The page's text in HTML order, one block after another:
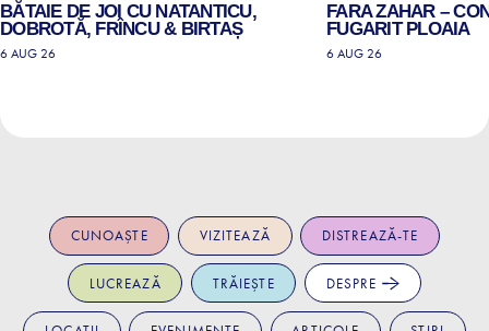
BĂTAIE DE JOI CU NATANTICU,
DOBROTĂ, FRÎNCU & BIRTAȘ
6 AUG 26
FARA ZAHAR –
FUGARIT PLOAIA
6 AUG 26
CUNOAȘTE VIZITEAZĂ DISTREAZĂ-TE
LUCREAZĂ TRĂIEȘTE DESPRE